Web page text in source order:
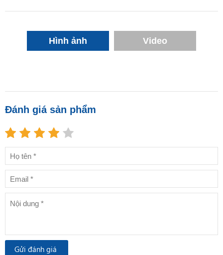
Hình ảnh Video
Đánh giá sản phẩm
Gửi đánh giá